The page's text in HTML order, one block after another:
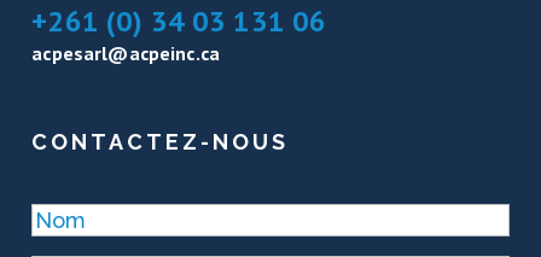
+261 (0) 34 03 131 06
acpesarl@acpeinc.ca
CONTACTEZ-NOUS